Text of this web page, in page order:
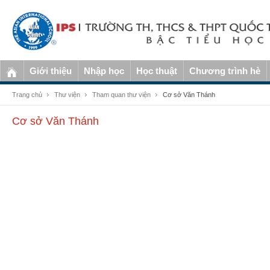
Giới thiệu Nhập học Học thuật Chương trình hè
Trang chủ Thư viện Tham quan thư viện Cơ sở Văn Thánh
Cơ sở Văn Thánh